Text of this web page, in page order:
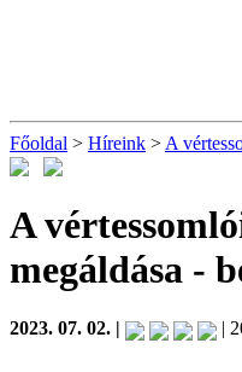
Főoldal > Híreink > A
A
megáldása -
2023. 07. 02. | |